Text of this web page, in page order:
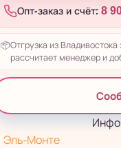
Опт-заказ и счёт: 8
📦Отгрузка из
рассчитает менеджер и
Эль-Монте